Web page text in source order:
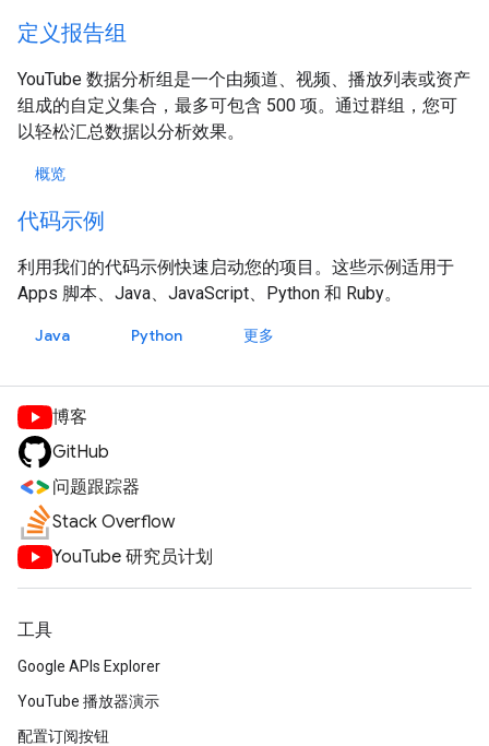
定义报告组
YouTube 数据分析组是一个由频道、视频、播放列表或资产
组成的自定义集合，最多可包含 500 项。通过群组，您可
以轻松汇总数据以分析效果。
概览
代码示例
利用我们的代码示例快速启动您的项目。这些示例适用于
Apps 脚本、Java、JavaScript、Python 和 Ruby。
Java Python 更多
博客
GitHub
问题跟踪器
Stack Overflow
YouTube 研究员计划
工具
Google APIs Explorer
YouTube 播放器演示
配置订阅按钮